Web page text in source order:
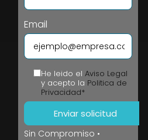
Email
He leido el Aviso Legal
y acepto la Politica de
Privacidad*
Sin Compromiso •